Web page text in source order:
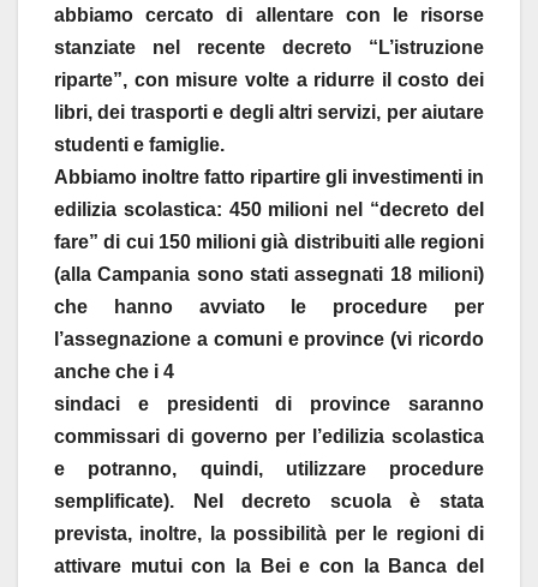
abbiamo cercato di allentare con le risorse
stanziate nel recente decreto “L’istruzione
riparte”, con misure volte a ridurre il costo dei
libri, dei trasporti e degli altri servizi, per aiutare
studenti e famiglie.
Abbiamo inoltre fatto ripartire gli investimenti in
edilizia scolastica: 450 milioni nel “decreto del
fare” di cui 150 milioni già distribuiti alle regioni
(alla Campania sono stati assegnati 18 milioni)
che hanno avviato le procedure per
l’assegnazione a comuni e province (vi ricordo
anche che i 4
sindaci e presidenti di province saranno
commissari di governo per l’edilizia scolastica
e potranno, quindi, utilizzare procedure
semplificate). Nel decreto scuola è stata
prevista, inoltre, la possibilità per le regioni di
attivare mutui con la Bei e con la Banca del